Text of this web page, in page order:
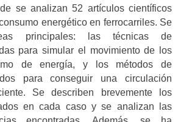
se analizan 52 artículos científicos
energético en ferrocarriles. Se
principales: las técnicas de
para simular el movimiento de los
de energía, y los métodos de
para conseguir una circulación
Se describen brevemente los
en cada caso y se analizan las